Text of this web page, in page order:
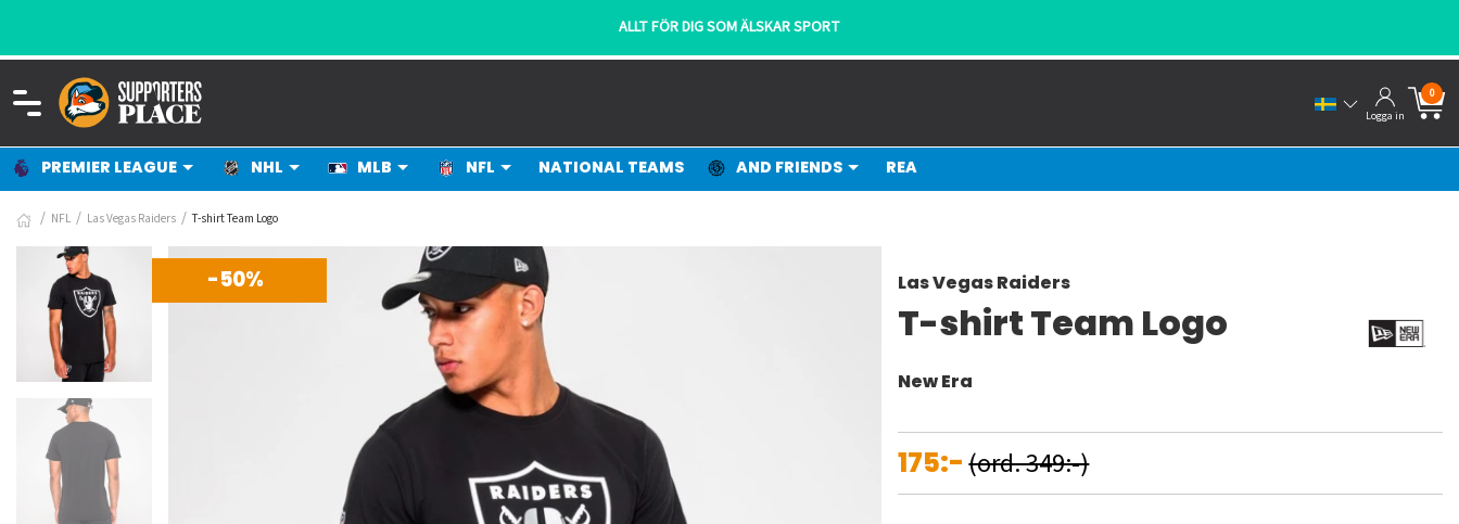
Logga in
0
PREMIER LEAGUE NHL MLB NFL NATIONAL TEAMS AND FRIENDS REA
NFL Las Vegas Raiders T-shirt Team Logo
-50% Las Vegas Raiders
T-shirt Team Logo
New Era
175:-(ord. 349:-)